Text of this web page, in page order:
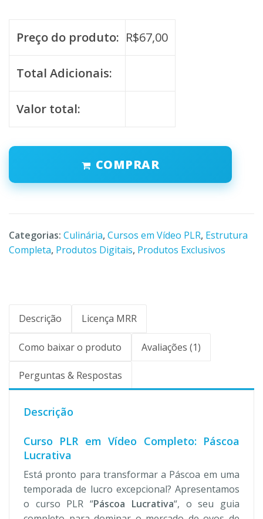
Preço do produto: R$67,00
Total Adicionais:
Valor total:
COMPRAR
Categorias: Culinária,Cursos em Vídeo PLR, Estrutura
Completa, Produtos Digitais, Produtos Exclusivos
Descrição Licença MRR
Como baixar o produto Avaliações (1)
Perguntas & Respostas
Descrição
Curso PLR em Vídeo Completo: Páscoa
Lucrativa
Está pronto para transformar a Páscoa em uma
temporada de lucro excepcional? Apresentamos
o curso PLR “Páscoa Lucrativa“, o seu guia